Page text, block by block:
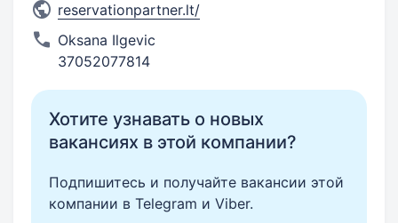
reservationpartner.lt/
Oksana Ilgevic
37052077814
Хотите узнавать о новых
вакансиях в этой компании?
Подпишитесь и получайте вакансии этой
компании в Telegram и Viber.